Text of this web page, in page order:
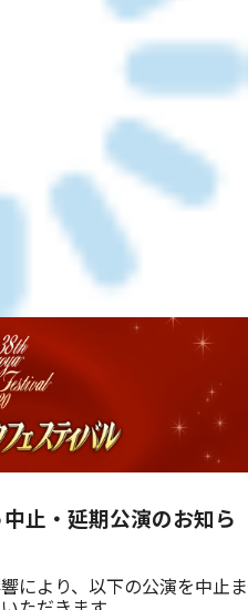
メルマガ登録
止・延期公演のお知ら
により、以下の公演を中止ま